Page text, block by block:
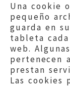
Una cookie
pequeño
guarda en
tableta
web.
pertenecen
prestan
Las cookies